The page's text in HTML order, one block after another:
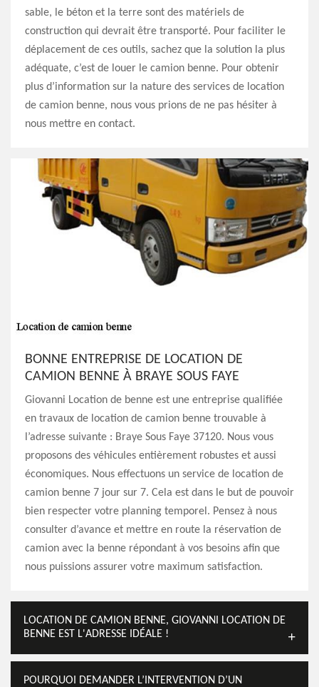
sable, le béton et la terre sont des matériels de
construction qui devrait être transporté. Pour faciliter le
déplacement de ces outils, sachez que la solution la plus
adéquate, c’est de louer le camion benne. Pour obtenir
plus d’information sur la nature des services de location
de camion benne, nous vous prions de ne pas hésiter à
nous mettre en contact.
BONNE ENTREPRISE DE LOCATION DE
CAMION BENNE À BRAYE SOUS FAYE
Giovanni Location de benne est une entreprise qualifiée
en travaux de location de camion benne trouvable à
l’adresse suivante : Braye Sous Faye 37120. Nous vous
proposons des véhicules entièrement robustes et aussi
économiques. Nous effectuons un service de location de
camion benne 7 jour sur 7. Cela est dans le but de pouvoir
bien respecter votre planning temporel. Pensez à nous
consulter d’avance et mettre en route la réservation de
camion avec la benne répondant à vos besoins afin que
nous puissions assurer votre maximum satisfaction.
LOCATION DE CAMION BENNE, GIOVANNI LOCATION DE
BENNE EST L'ADRESSE IDÉALE !
POURQUOI DEMANDER L’INTERVENTION D’UN